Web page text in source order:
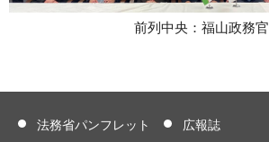
前列中央：福山政務官
法務省パンフレット 広報誌